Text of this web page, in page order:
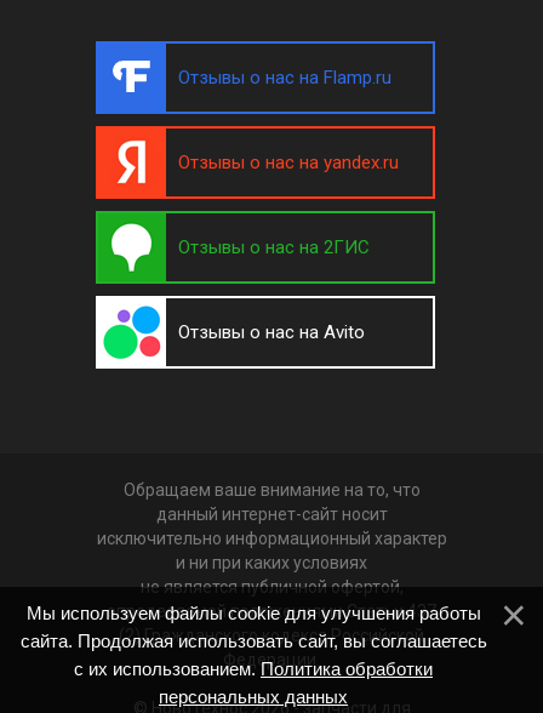
Отзывы о нас на Flamp.ru
Отзывы о нас на yandex.ru
Отзывы о нас на 2ГИС
Отзывы о нас на Avito
Обращаем ваше внимание на то, что
данный интернет-сайт носит
исключительно информационный характер
и ни при каких условиях
не является публичной офертой,
определяемой положениями Статьи 437
(2) Гражданского кодекса Российской
Федерации.
© НовоТехнос 2026 -запчасти для
Мы используем файлы cookie для улучшения работы
сайта. Продолжая использовать сайт, вы соглашаетесь
с их использованием.Политика обработки
персональных данных